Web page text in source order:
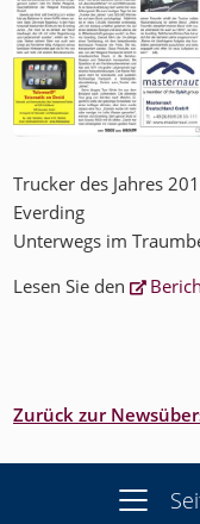
Trucker des Jahres
Everding
Unterwegs im
Lesen Sie den
Zurück zur